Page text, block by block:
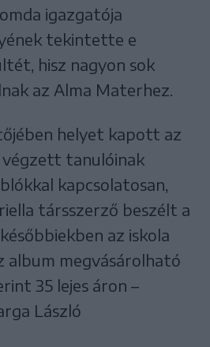
igazgatója
tekintette e
hisz nagyon sok
az Alma Materhez.
helyet kapott az
tanulóinak
kapcsolatosan,
társszerző beszélt a
az iskola
album megvásárolható
35 lejes áron –
László